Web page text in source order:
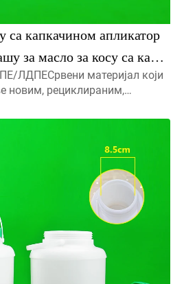
са капкачином апликатор
за масло за косу са капа
и масла за косу
ЛДПЕСрвени материјал који
новим, рециклираним,
10мл 15мл контактирајте